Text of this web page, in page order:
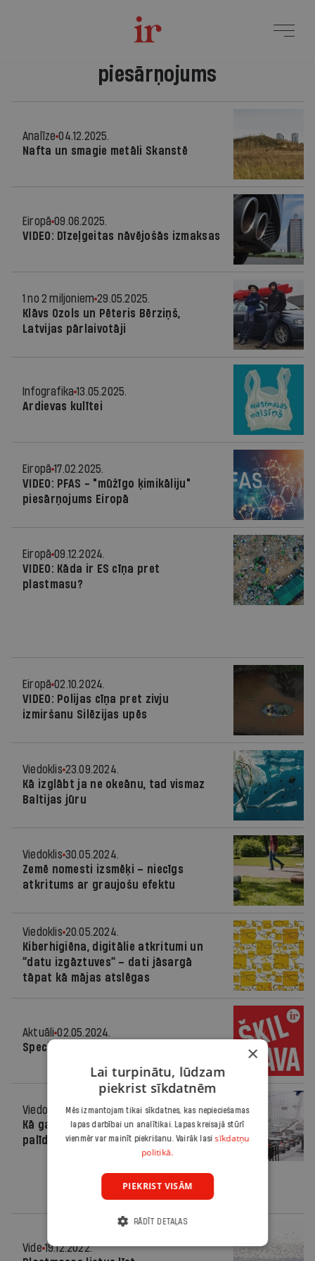
piesārņojums
Analīze 04.12.2025.
Nafta un smagie metāli Skanstē
Eiropā 09.06.2025.
VIDEO: Dīzeļgeitas nāvējošās izmaksas
1 no 2 miljoniem 29.05.2025.
Klāvs Ozols un Pēteris Bērziņš,
Latvijas pārlaivotāji
Infografika 13.05.2025.
Ardievas kulītei
Eiropā 17.02.2025.
VIDEO: PFAS - "mūžīgo ķimikāliju"
piesārņojums Eiropā
Eiropā 09.12.2024.
VIDEO: Kāda ir ES cīņa pret
plastmasu?
Eiropā 02.10.2024.
VIDEO: Polijas cīņa pret zivju
izmiršanu Silēzijas upēs
Viedoklis 23.09.2024.
Kā izglābt ja ne okeānu, tad vismaz
Baltijas jūru
Viedoklis 30.05.2024.
Zemē nomesti izsmēķi – niecīgs
atkritums ar graujošu efektu
Viedoklis 20.05.2024.
Kiberhigiēna, digitālie atkritumi un
“datu izgāztuves” – dati jāsargā
tāpat kā mājas atslēgas
Aktuāli 02.05.2024.
Speciālizlaidums: Kā dzīvot zaļāk?
Viedoklis
13.03.2024.
Kā gaisa kvalitātes mērījumi var
palīdzēt uzlabot pilsētvidi?
Vide 19.12.2022.
×
Lai turpinātu, lūdzam
piekrist sīkdatnēm
Mēs izmantojam tikai sīkdatnes, kas nepieciešamas
lapas darbībai un analītikai. Lapas kreisajā stūrī
vienmēr var mainīt piekrišanu. Vairāk lasisīkdatņu
politikā.
PIEKRIST VISĀM
RĀDĪT DETAĻAS